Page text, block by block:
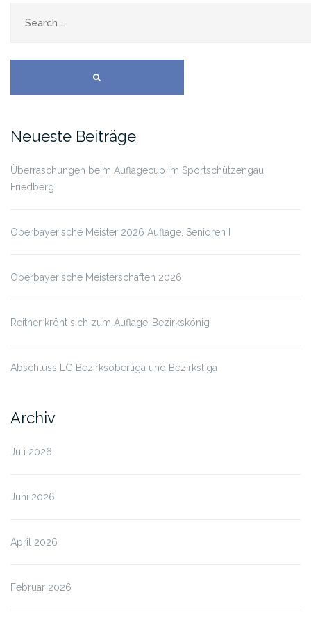
SEARCH
Neueste Beiträge
Überraschungen beim Auflagecup im Sportschützengau
Friedberg
Oberbayerische Meister 2026 Auflage, Senioren I
Oberbayerische Meisterschaften 2026
Reitner krönt sich zum Auflage-Bezirkskönig
Abschluss LG Bezirksoberliga und Bezirksliga
Archiv
Juli 2026
Juni 2026
April 2026
Februar 2026